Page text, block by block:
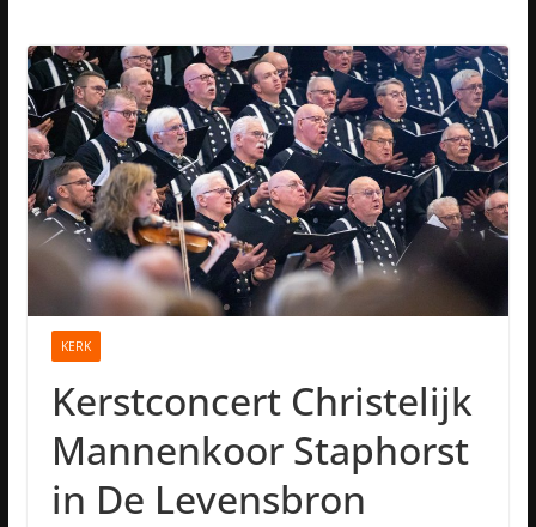
KERK
Kerstconcert Christelijk
Mannenkoor Staphorst
in De Levensbron